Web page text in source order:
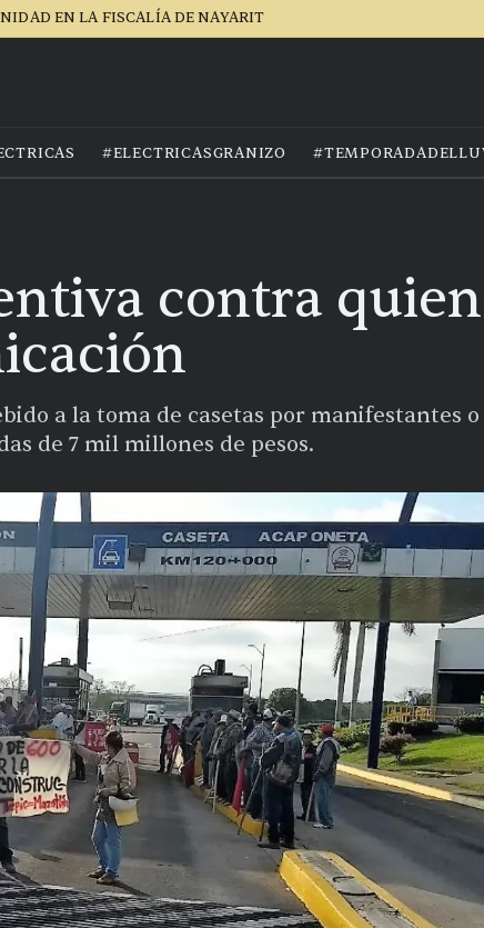
EN LA FISCALÍA DE NAYARIT
#ELECTRICASGRANIZO
contra
a la toma de casetas por manifestantes o
de 7 mil millones de pesos.